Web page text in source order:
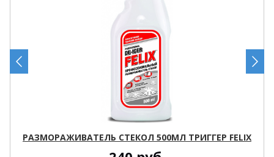
РАЗМОРАЖИВАТЕЛЬ СТЕКОЛ 500МЛ ТРИГГЕР FELIX